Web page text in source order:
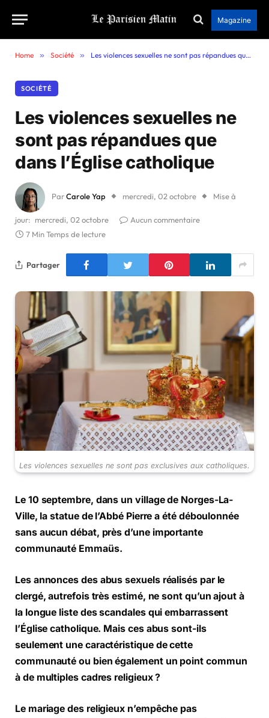
Magazine
Home » Société » Les violences sexuelles ne sont pas répandues que dans l’Église catholique
SOCIÉTÉ
Les violences sexuelles ne
sont pas répandues que
dans l’Église catholique
ParCarole Yap mercredi, 02 octobre Mise à
jour: mercredi, 02 octobre
Aucun commentaire
7 Min Temps de lecture
Partager
Les violences sexuelles ne sont pas exclusives aux catholiques.
Le 10 septembre, dans un village de Norges-La-
Ville, la statue de l’Abbé Pierre a été déboulonnée
sans aucun débat, près d’une importante
communauté Emmaüs.
Les annonces des abus sexuels réalisés par le
clergé, autrefois très estimé, ne sont qu’un ajout à
la longue liste des scandales qui embarrassent
l’Église catholique. Mais ces abus sont-ils
seulement une caractéristique de cette
communauté ou bien également un point commun
à de multiples cadres religieux ?
Le mariage des religieux n’empêche pas